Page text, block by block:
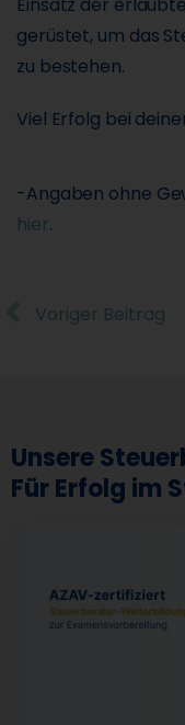
gerüstet, um das
zu bestehen.
Viel Erfolg bei
-Angaben ohne
hier.
Voriger Beitrag
Unsere
Für Erfolg im